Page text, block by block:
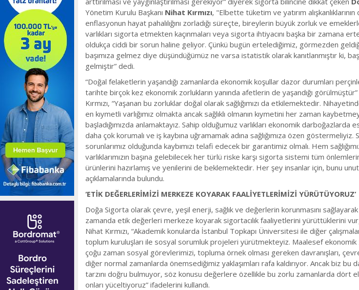
Yönetim Kurulu Başkanı Nihat Kırmızı, "Elbette tüketim ve yatırım alışkanlıklarının
enflasyonun hayat pahalılığını zorladığı süreçte, bireylerin büyük zorluk ve
varlıkları sigorta etmekten kaçınmaları veya sigorta ihtiyacını başka bir zamana
oldukça ciddi bir sorun haline geliyor. Çünkü bugün ertelediğimiz, görmezden
başımıza gelmez diye düşündüğümüz ne varsa istatistik olarak kanıtlanmıştır ki,
gelmiştir” dedi.
“Doğal felaketlerin yaşandığı zamanlarda ekonomik koşullar dazor durumları
tarihte birçok kez ekonomik zorlukların yanında afetlerin de yaşandığı
Kırmızı, “Yaşanan bu zorluklar doğal olarak sağlığımızı da etkilemektedir.
en kıymetli varlığımız olmakta ancak sağlıklı olmanın kıymetini her zaman
başladığımızda anlamaktayız. Sahip olduğumuz varlıkları ekonomik darboğazlarda
daha çok korumalı ve iş kaybına uğramamak adına sağlığımıza özen göstermeliyiz.
sorunlarımız olduğunda kaybımızı telafi edecek bir garantimiz olmalı. Hem
varlıklarımızın başına gelebilecek her türlü riske karşı sigorta sistemi tüm
ürünlerini hazırlamış ve yenilerini de beklemektedir. Her şey insanlar için, bunu
açıklamalarında bulundu.
‘ETİK DEĞERLERİMİZİ MERKEZE KOYARAK FAALİYETLERİMİZİ YÜRÜTÜYORUZ’
Doğa Sigorta olarak çevre, yeşil enerji, sağlık ve değerlerin korunmasını sağlayarak
zamanda etik değerleri merkeze koyarak sigortacılık faaliyetlerini yürüttüklerini
Nihat Kırmızı, “Akademik konularda İstanbul Topkapı Üniversitesi ile diğer
toplum kuruluşları ile sosyal sorumluk projeleri yürütmekteyiz. Maalesef ekonomik
çoğu zaman sosyal görevlerimizi, topluma örnek olması gereken davranışları,
diğer normal zamanlarda önemsediğimiz yaklaşımları rafa kaldırıyor. Ancak biz bu
tarzını doğru bulmuyor, söz konusu değerlere özellikle bu zorlu zamanlarda dört
onları yüceltiyoruz” ifadelerini kullandı.